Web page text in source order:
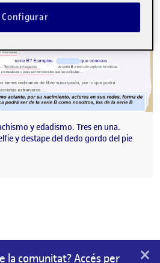
y edadismo. Tres en una.
y destape del dedo gordo del pie
la comunitat? Accés per ×
Configurar